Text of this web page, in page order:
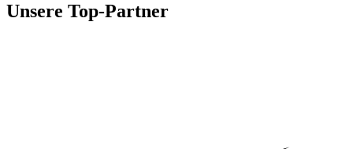
Unsere Top-Partner